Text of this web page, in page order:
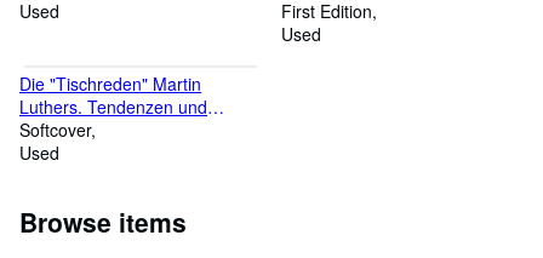
Used
First Edition
Used
Die "Tischreden" Martin
Luthers. Tendenzen und
Perspektiven der Forschung.
Softcover
Used
Browse items